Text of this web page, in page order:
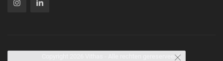
Copyright 2026 Vithas - Alle rechten gereserveerd.